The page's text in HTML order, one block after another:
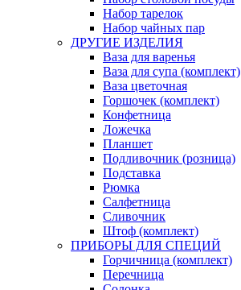
Набор тарелок
Набор чайных пар
ДРУГИЕ ИЗДЕЛИЯ
Ваза для варенья
Ваза для супа (комплект)
Ваза цветочная
Горшочек (комплект)
Конфетница
Ложечка
Планшет
Подливочник (розница)
Подставка
Рюмка
Салфетница
Сливочник
Штоф (комплект)
ПРИБОРЫ ДЛЯ СПЕЦИЙ
Горчичница (комплект)
Перечница